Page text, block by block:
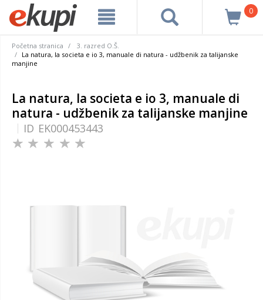
0
Početna stranica
3. razred O.Š.
La natura, la societa e io 3, manuale di natura - udžbenik za talijanske
manjine
La natura, la societa e io 3, manuale di
natura - udžbenik za talijanske manjine
ID EK000453443